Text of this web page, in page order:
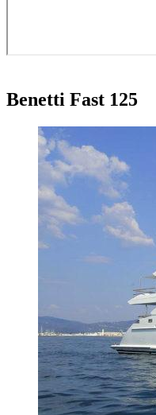
Benetti Fast 125